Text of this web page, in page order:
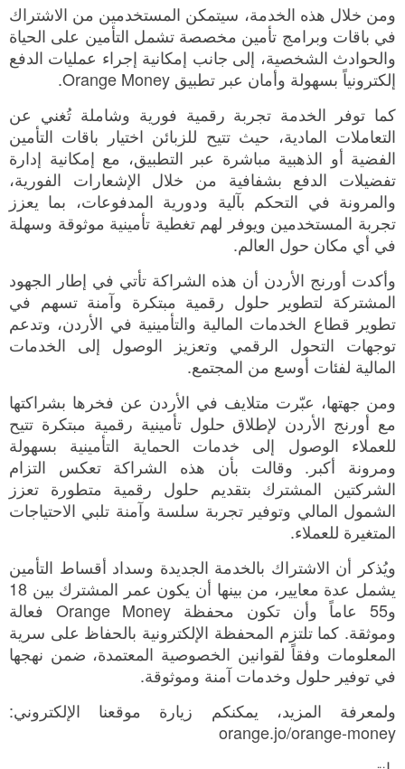
ومن خلال هذه الخدمة، سيتمكن المستخدمين من الاشتراك
في باقات وبرامج تأمين مخصصة تشمل التأمين على الحياة
والحوادث الشخصية، إلى جانب إمكانية إجراء عمليات الدفع
إلكترونياً بسهولة وأمان عبر تطبيق Orange Money.
كما توفر الخدمة تجربة رقمية فورية وشاملة تُغني عن
التعاملات المادية، حيث تتيح للزبائن اختيار باقات التأمين
الفضية أو الذهبية مباشرة عبر التطبيق، مع إمكانية إدارة
تفضيلات الدفع بشفافية من خلال الإشعارات الفورية،
والمرونة في التحكم بآلية ودورية المدفوعات، بما يعزز
تجربة المستخدمين ويوفر لهم تغطية تأمينية موثوقة وسهلة
في أي مكان حول العالم.
وأكدت أورنج الأردن أن هذه الشراكة تأتي في إطار الجهود
المشتركة لتطوير حلول رقمية مبتكرة وآمنة تسهم في
تطوير قطاع الخدمات المالية والتأمينية في الأردن، وتدعم
توجهات التحول الرقمي وتعزيز الوصول إلى الخدمات
المالية لفئات أوسع من المجتمع.
ومن جهتها، عبّرت متلايف في الأردن عن فخرها بشراكتها
مع أورنج الأردن لإطلاق حلول تأمينية رقمية مبتكرة تتيح
للعملاء الوصول إلى خدمات الحماية التأمينية بسهولة
ومرونة أكبر. وقالت بأن هذه الشراكة تعكس التزام
الشركتين المشترك بتقديم حلول رقمية متطورة تعزز
الشمول المالي وتوفير تجربة سلسة وآمنة تلبي الاحتياجات
المتغيرة للعملاء.
ويُذكر أن الاشتراك بالخدمة الجديدة وسداد أقساط التأمين
يشمل عدة معايير، من بينها أن يكون عمر المشترك بين 18
و55 عاماً وأن تكون محفظة Orange Money فعالة
وموثقة. كما تلتزم المحفظة الإلكترونية بالحفاظ على سرية
المعلومات وفقاً لقوانين الخصوصية المعتمدة، ضمن نهجها
في توفير حلول وخدمات آمنة وموثوقة.
ولمعرفة المزيد، يمكنكم زيارة موقعنا الإلكتروني:
orange.jo/orange-money